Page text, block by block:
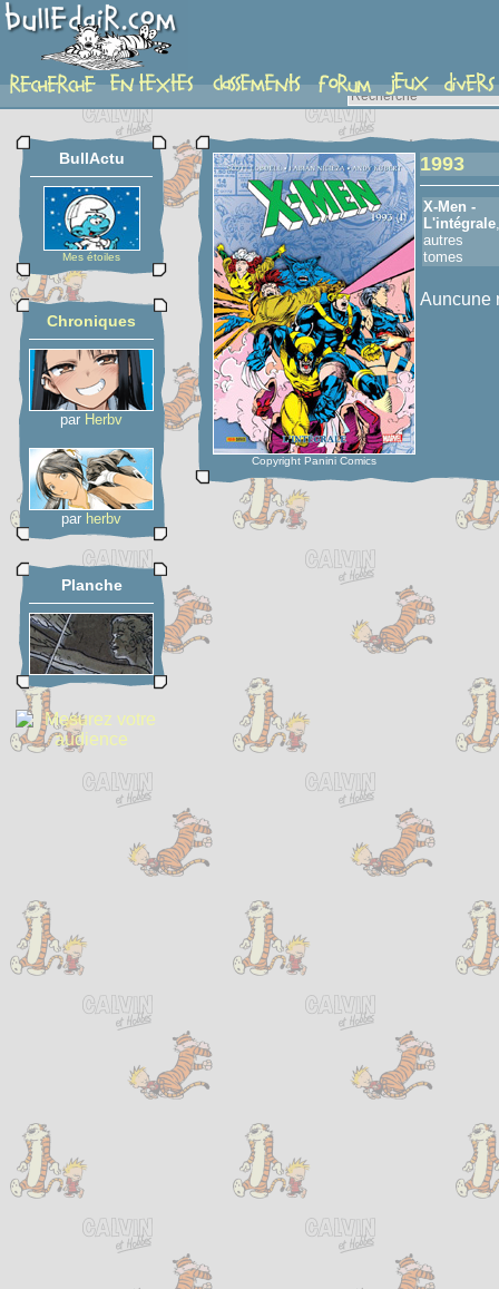
detail-etoiles
BullActu
Mes étoiles
Chroniques
par Herbv
par herbv
Planche
Copyright Panini Comics
1993
X-Men -
L'intégrale,
autres
tomes
Auncune